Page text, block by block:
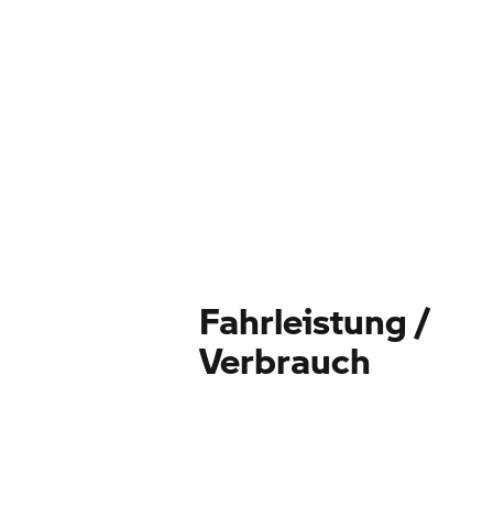
Fahrleistung /
Verbrauch